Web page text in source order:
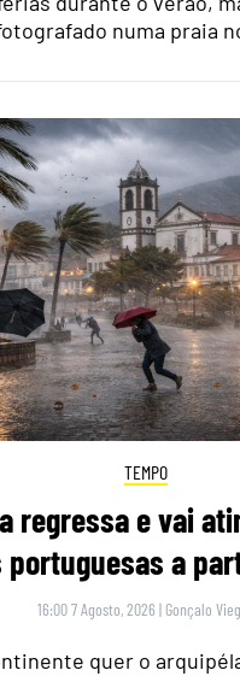
numa praia
TEMPO
regressa e vai
portuguesas a
16:00 7 Agosto, 2026 | Gonçalo
quer o